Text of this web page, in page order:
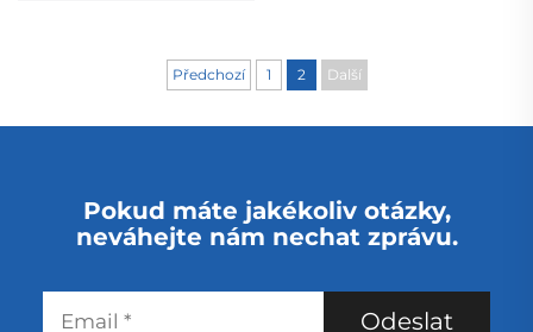
provoz, velmi
populární dobíjecí
Předchozí 1 2 Další
Pokud máte jakékoliv otázky,
neváhejte nám nechat zprávu.
Odeslat